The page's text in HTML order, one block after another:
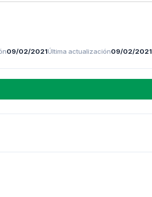
09/02/2021Última actualización09/02/2021